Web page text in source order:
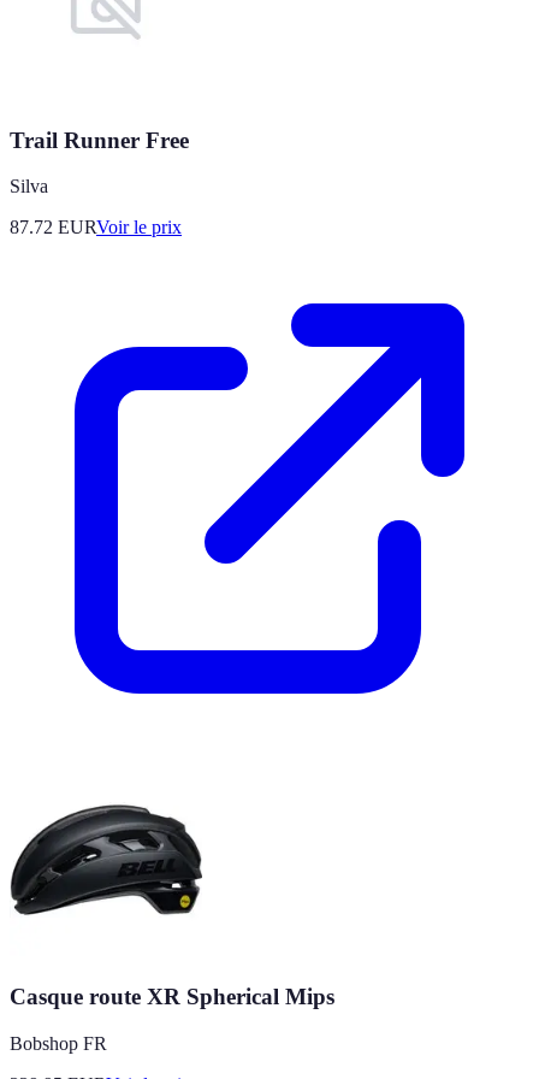
Trail Runner Free
Silva
87.72 EURVoir le prix
Casque route XR Spherical Mips
Bobshop FR